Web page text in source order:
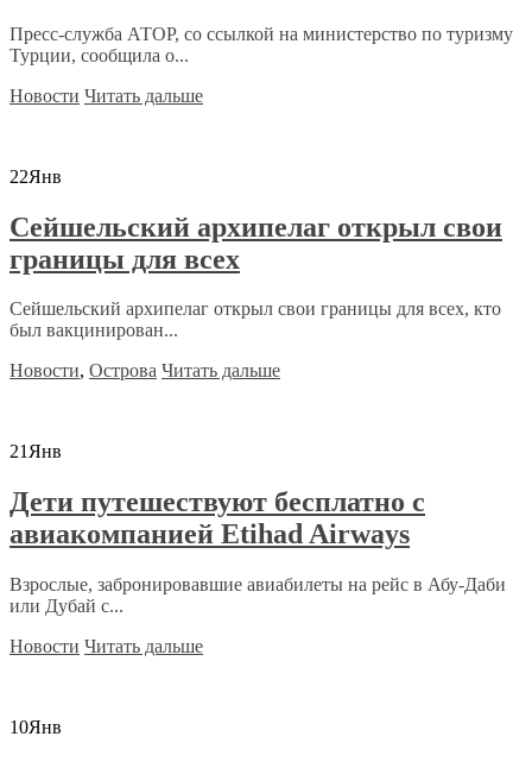
Пресс-служба АТОР, со ссылкой на министерство по туризму
Турции, сообщила о...
Новости Читать дальше
22Янв
Сейшельский архипелаг открыл свои
границы для всех
Сейшельский архипелаг открыл свои границы для всех, кто
был вакцинирован...
Новости, Острова Читать дальше
21Янв
Дети путешествуют бесплатно с
авиакомпанией Etihad Airways
Взрослые, забронировавшие авиабилеты на рейс в Абу-Даби
или Дубай с...
Новости Читать дальше
10Янв